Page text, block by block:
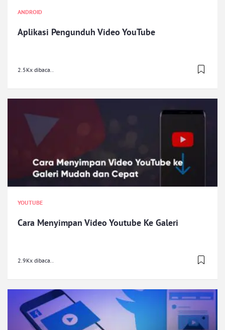
ANDROID
Aplikasi Pengunduh Video YouTube
2.5Kx dibaca..
YOUTUBE
Cara Menyimpan Video Youtube Ke Galeri
2.9Kx dibaca..